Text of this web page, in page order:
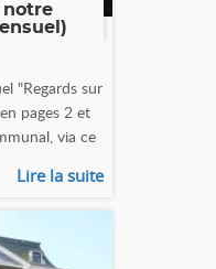
notre
"Regards sur
pages 2 et
via ce
Lire la suite